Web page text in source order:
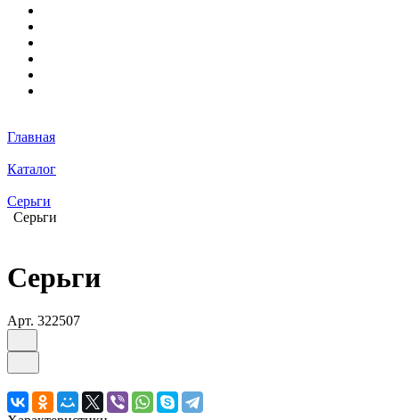
Главная
Каталог
Серьги
Серьги
Серьги
Арт. 322507